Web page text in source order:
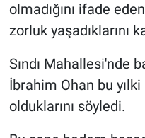
olmadığını ifade
zorluk yaşadıklarını
Sındı Mahallesi'nde
İbrahim Ohan bu
olduklarını söyledi.